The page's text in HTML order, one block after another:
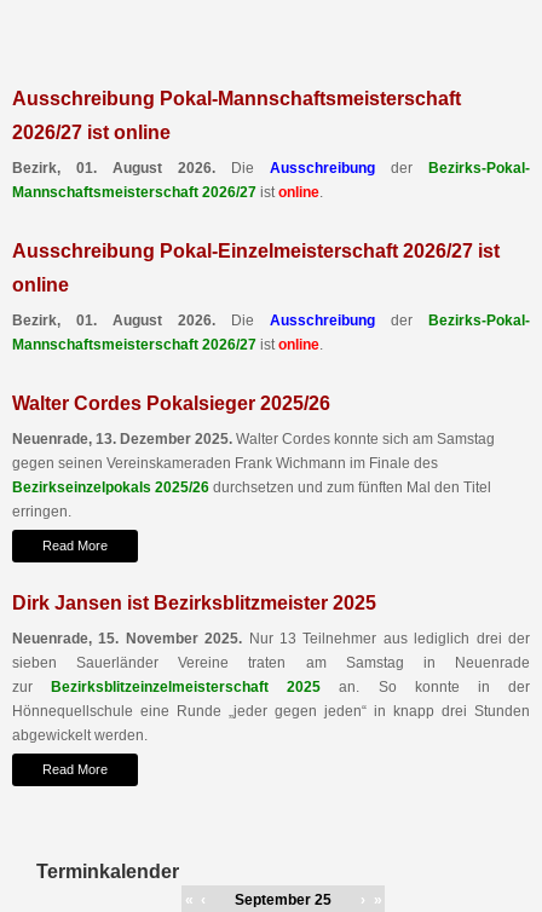
Ausschreibung Pokal-Mannschaftsmeisterschaft
2026/27 ist online
Bezirk, 01. August 2026. Die Ausschreibung der
Bezirks-Pokal-
Mannschaftsmeisterschaft 2026/27 istonline.
Ausschreibung Pokal-Einzelmeisterschaft 2026/27 ist
online
Bezirk, 01. August 2026. Die Ausschreibung der
Bezirks-Pokal-
Mannschaftsmeisterschaft 2026/27 istonline.
Walter Cordes Pokalsieger 2025/26
Neuenrade, 13. Dezember 2025. Walter Cordes konnte sich am Samstag
gegen seinen Vereinskameraden Frank Wichmann im Finale des
Bezirkseinzelpokals 2025/26 durchsetzen und zum fünften Mal den Titel
erringen.
Read More
Dirk Jansen ist Bezirksblitzmeister 2025
Neuenrade, 15. November 2025. Nur 13 Teilnehmer aus lediglich drei der
sieben Sauerländer Vereine traten am Samstag in Neuenrade
zur
Bezirksblitzeinzelmeisterschaft 2025 an. So konnte in der
Hönnequellschule eine Runde „jeder gegen jeden“ in knapp drei Stunden
abgewickelt werden.
Read More
Terminkalender
« ‹ September 25 ›
»